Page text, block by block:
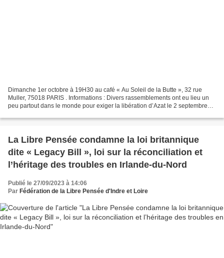
Dimanche 1er octobre à 19H30 au café « Au Soleil de la Butte », 32 rue
Muller, 75018 PARIS . Informations : Divers rassemblements ont eu lieu un
peu partout dans le monde pour exiger la libération d’Azat le 2 septembre
La Libre Pensée condamne la loi britannique
dite « Legacy Bill », loi sur la réconciliation et
l’héritage des troubles en Irlande-du-Nord
Publié le 27/09/2023 à 14:06
Par Fédération de la Libre Pensée d'Indre et Loire